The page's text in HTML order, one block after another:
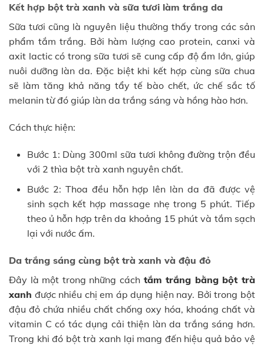
Kết hợp bột trà xanh và sữa tươi làm trắng da
Sữa tươi cũng là nguyên liệu thường thấy trong các sản
phẩm tắm trắng. Bởi hàm lượng cao protein, canxi và
axit lactic có trong sữa tươi sẽ cung cấp độ ẩm lớn, giúp
nuôi dưỡng làn da. Đặc biệt khi kết hợp cùng sữa chua
sẽ làm tăng khả năng tẩy tế bào chết, ức chế sắc tố
melanin từ đó giúp làn da trắng sáng và hồng hào hơn.
Cách thực hiện:
Bước 1: Dùng 300ml sữa tươi không đường trộn đều
với 2 thìa bột trà xanh nguyên chất.
Bước 2: Thoa đều hỗn hợp lên làn da đã được vệ
sinh sạch kết hợp massage nhẹ trong 5 phút. Tiếp
theo ủ hỗn hợp trên da khoảng 15 phút và tắm sạch
lại với nước ấm.
Da trắng sáng cùng bột trà xanh và đậu đỏ
Đây là một trong những cách tắm trắng bằng bột trà
xanh được nhiều chị em áp dụng hiện nay. Bởi trong bột
đậu đỏ chứa nhiều chất chống oxy hóa, khoáng chất và
vitamin C có tác dụng cải thiện làn da trắng sáng hơn.
Trong khi đó bột trà xanh lại mang đến hiệu quả bảo vệ